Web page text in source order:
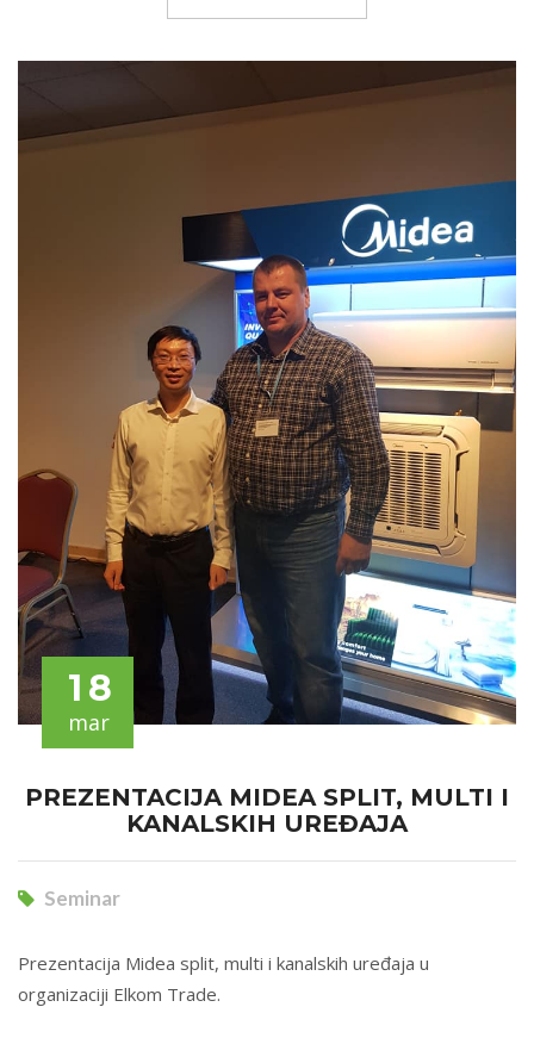
18
mar
PREZENTACIJA MIDEA SPLIT, MULTI I
KANALSKIH UREĐAJA
Seminar
Prezentacija Midea split, multi i kanalskih uređaja u
organizaciji Elkom Trade.